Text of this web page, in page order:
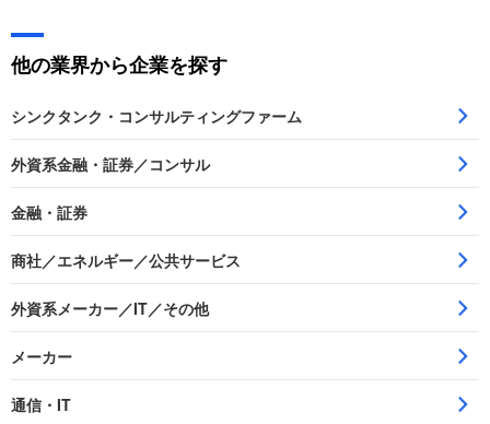
他の業界から企業を探す
シンクタンク・コンサルティングファーム
外資系金融・証券／コンサル
金融・証券
商社／エネルギー／公共サービス
外資系メーカー／IT／その他
メーカー
通信・IT